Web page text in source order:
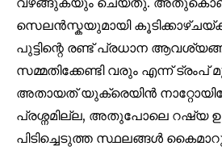
സെലൻസ്കയുമായി
പുട്ടിന്റെ രണ്ട് പ്രധാന
സമ്മതിക്കേണ്ടി വരും എന്ന്
അതായത് യുക്രെയിൻ
പ്രശ്നമില്ല, അതുപോലെ റഷ്യ
പിടിച്ചെടുത്ത സ്ഥലങ്ങൾ